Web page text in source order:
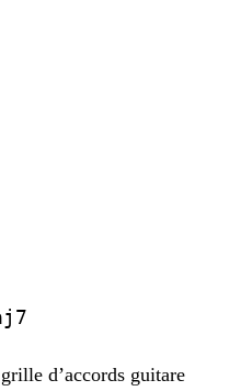
d’accords guitare